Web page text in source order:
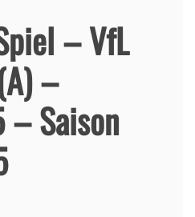
– VfL
–
Saison